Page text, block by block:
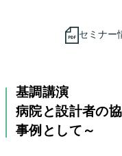
セミナー
基調講演
病院と設計者の
事例として～